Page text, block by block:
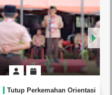
Tutup Perkemahan Orientasi